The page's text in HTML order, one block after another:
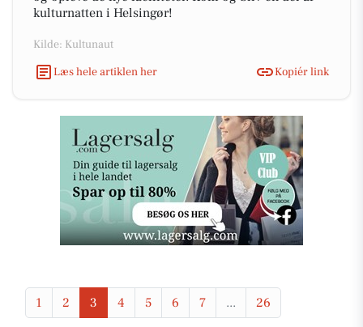
kulturnatten i Helsingør!
Kilde: Kultunaut
Læs hele artiklen her
Kopiér link
1 2 3 4 5 6 7 ... 26